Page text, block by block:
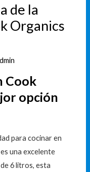
de la
Organics
Cook
opción
para cocinar en
una excelente
6 litros, esta